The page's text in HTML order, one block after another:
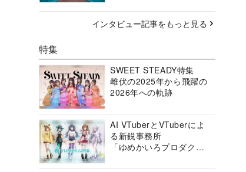
インタビュー記事をもっと見る
特集
SWEET STEADY特集
雌伏の2025年から飛躍の
2026年への軌跡
AI VTuberとVTuberによ
る新鋭事務所
「ゆめかいろプロダクシ